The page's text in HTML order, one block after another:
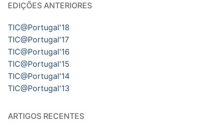
EDIÇÕES ANTERIORES
TIC@Portugal'18
TIC@Portugal'17
TIC@Portugal'16
TIC@Portugal'15
TIC@Portugal'14
TIC@Portugal'13
ARTIGOS RECENTES